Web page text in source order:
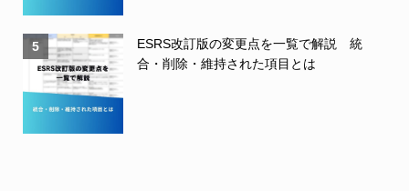
5
ESRS改訂版の変更点を一覧で解説 統
合・削除・維持された項目とは